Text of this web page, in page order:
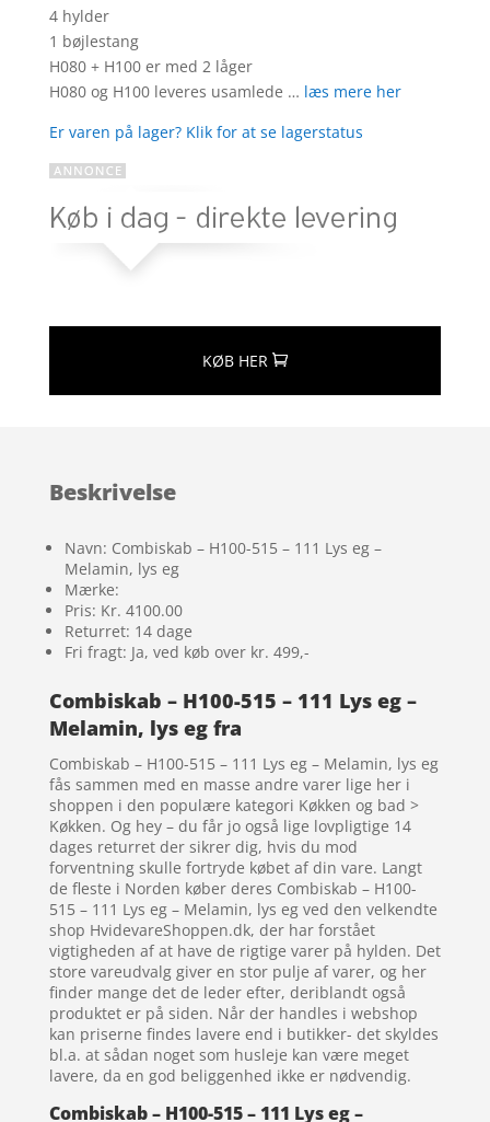
som
3.7ud
af 5
baseret
på
kundebed
ømmels
er
4 hylder
1 bøjlestang
H080 + H100 er med 2 låger
H080 og H100 leveres usamlede … læs mere her
Er varen på lager? Klik for at se lagerstatus
KØB HER
Beskrivelse
Navn: Combiskab – H100-515 – 111 Lys eg –
Melamin, lys eg
Mærke:
Pris: Kr. 4100.00
Returret: 14 dage
Fri fragt: Ja, ved køb over kr. 499,-
Combiskab – H100-515 – 111 Lys eg –
Melamin, lys eg fra
Combiskab – H100-515 – 111 Lys eg – Melamin, lys eg
fås sammen med en masse andre varer lige her i
shoppen i den populære kategori Køkken og bad >
Køkken. Og hey – du får jo også lige lovpligtige 14
dages returret der sikrer dig, hvis du mod
forventning skulle fortryde købet af din vare. Langt
de fleste i Norden køber deres Combiskab – H100-
515 – 111 Lys eg – Melamin, lys eg ved den velkendte
shop HvidevareShoppen.dk, der har forstået
vigtigheden af at have de rigtige varer på hylden. Det
store vareudvalg giver en stor pulje af varer, og her
finder mange det de leder efter, deriblandt også
produktet er på siden. Når der handles i webshop
kan priserne findes lavere end i butikker- det skyldes
bl.a. at sådan noget som husleje kan være meget
lavere, da en god beliggenhed ikke er nødvendig.
Combiskab – H100-515 – 111 Lys eg –